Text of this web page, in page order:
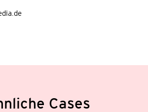
Cases